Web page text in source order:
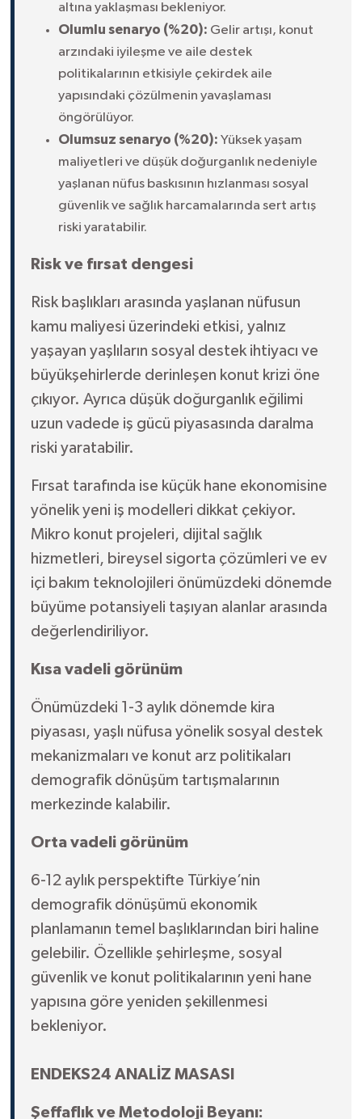
altına yaklaşması bekleniyor.
Olumlu senaryo (%20): Gelir artışı, konut
arzındaki iyileşme ve aile destek
politikalarının etkisiyle çekirdek aile
yapısındaki çözülmenin yavaşlaması
öngörülüyor.
Olumsuz senaryo (%20): Yüksek yaşam
maliyetleri ve düşük doğurganlık nedeniyle
yaşlanan nüfus baskısının hızlanması sosyal
güvenlik ve sağlık harcamalarında sert artış
riski yaratabilir.
Risk ve fırsat dengesi
Risk başlıkları arasında yaşlanan nüfusun
kamu maliyesi üzerindeki etkisi, yalnız
yaşayan yaşlıların sosyal destek ihtiyacı ve
büyükşehirlerde derinleşen konut krizi öne
çıkıyor. Ayrıca düşük doğurganlık eğilimi
uzun vadede iş gücü piyasasında daralma
riski yaratabilir.
Fırsat tarafında ise küçük hane ekonomisine
yönelik yeni iş modelleri dikkat çekiyor.
Mikro konut projeleri, dijital sağlık
hizmetleri, bireysel sigorta çözümleri ve ev
içi bakım teknolojileri önümüzdeki dönemde
büyüme potansiyeli taşıyan alanlar arasında
değerlendiriliyor.
Kısa vadeli görünüm
Önümüzdeki 1-3 aylık dönemde kira
piyasası, yaşlı nüfusa yönelik sosyal destek
mekanizmaları ve konut arz politikaları
demografik dönüşüm tartışmalarının
merkezinde kalabilir.
Orta vadeli görünüm
6-12 aylık perspektifte Türkiye’nin
demografik dönüşümü ekonomik
planlamanın temel başlıklarından biri haline
gelebilir. Özellikle şehirleşme, sosyal
güvenlik ve konut politikalarının yeni hane
yapısına göre yeniden şekillenmesi
bekleniyor.
ENDEKS24 ANALİZ MASASI
Şeffaflık ve Metodoloji Beyanı: